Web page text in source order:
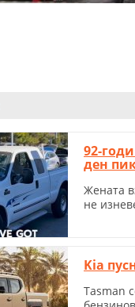
92-
ден
Жената
не
Kia
Tasman